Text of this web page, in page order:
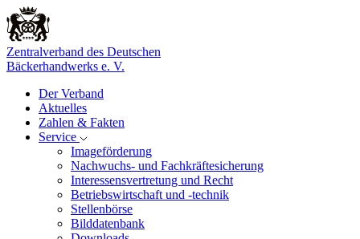
Zentralverband des Deutschen
Bäckerhandwerks e. V.
Der Verband
Aktuelles
Zahlen & Fakten
Service
Imageförderung
Nachwuchs- und Fachkräftesicherung
Interessensvertretung und Recht
Betriebswirtschaft und -technik
Stellenbörse
Bilddatenbank